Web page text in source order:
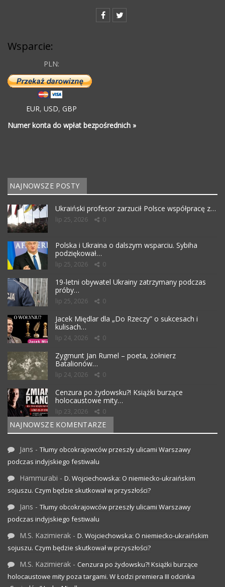
Wsparcie:
PLN:
EUR, USD, GBP
Numer konta do wpłat bezpośrednich »
NAJNOWSZE POSTY
Ukraiński profesor zarzucił Polsce współpracę z…
lip 25, 2026 0
Polska i Ukraina o dalszym wsparciu. Sybiha
podziękował…
lip 25, 2026 0
19-letni obywatel Ukrainy zatrzymany podczas
próby…
lip 25, 2026 0
Jacek Międlar dla „Do Rzeczy” o sukcesach i
kulisach…
lip 24, 2026 0
Zygmunt Jan Rumel – poeta, żołnierz
Batalionów…
lip 24, 2026 0
Cenzura po żydowsku?! Książki burzące
holocaustowe mity…
lip 23, 2026 0
NAJNOWSZE KOMENTARZE
Jans - Tłumy obcokrajowców przeszły ulicami Warszawy
podczas indyjskiego festiwalu
Hammurabi - D. Wojciechowska: O niemiecko-ukraińskim
sojuszu. Czym będzie skutkował w przyszłości?
Jans - Tłumy obcokrajowców przeszły ulicami Warszawy
podczas indyjskiego festiwalu
M.S. Kazimierak - D. Wojciechowska: O niemiecko-ukraińskim
sojuszu. Czym będzie skutkował w przyszłości?
M.S. Kazimierak - Cenzura po żydowsku?! Książki burzące
holocaustowe mity poza targami. W Łodzi premiera III odcinka